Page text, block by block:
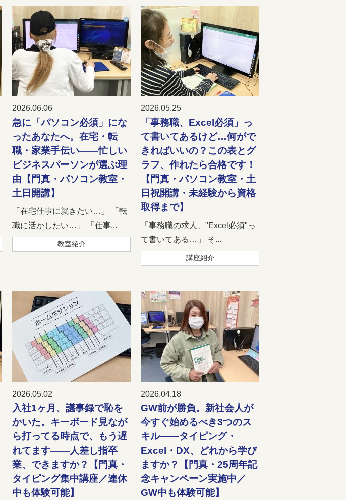
2026.06.06
急に「パソコン必須」にな
ったあなたへ。在宅・転
職・家業手伝い——忙しい
ビジネスパーソンが選ぶ理
由【門真・パソコン教室・
土日開講】
「在宅仕事に就きたい…」 「転
職に活かしたい…」 「仕事...
教室紹介
2026.05.25
「事務職、Excel必須」っ
て書いてあるけど…何がで
きればいいの？この表とグ
ラフ、作れたら合格です！
【門真・パソコン教室・土
日祝開講・未経験から資格
取得まで】
「事務職の求人、"Excel必須"っ
て書いてある…」 そ...
講座紹介
2026.05.02
入社1ヶ月、議事録で恥を
かいた。キーボード見なが
ら打ってる時点で、もう遅
れてます――人差し指卒
業、できますか？【門真・
タイピング集中講座／連休
中も体験可能】
2026.04.18
GW前が勝負。新社会人が
今すぐ始めるべき3つのス
キル――タイピング・
Excel・DX、どれから学び
ますか？【門真・25周年記
念キャンペーン実施中／
GW中も体験可能】